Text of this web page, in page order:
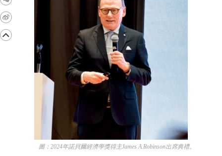
圖：2024年諾貝爾經濟學獎得主James A.Robinson出席典禮。